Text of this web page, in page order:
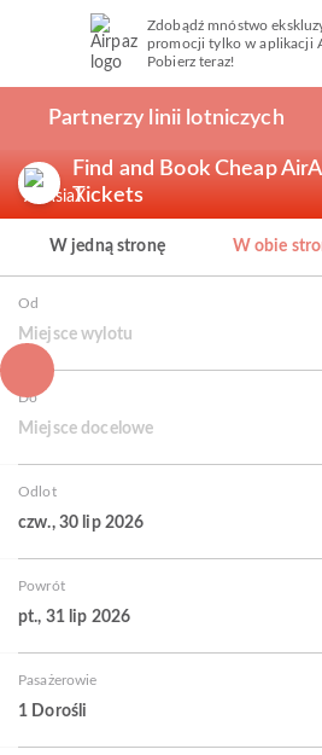
Zdobądź mnóstwo
promocji tylko w aplikacji
Pobierz teraz!
Partnerzy linii lotniczych
Find and Book Cheap
Tickets
W jedną stronę W obie
Od
Miejsce wylotu
Do
Miejsce docelowe
Odlot
czw., 30 lip 2026
Powrót
pt., 31 lip 2026
Pasażerowie
1 Dorośli